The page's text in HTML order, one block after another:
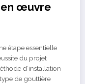
en œuvre
étape essentielle
du projet
d’installation
de gouttière